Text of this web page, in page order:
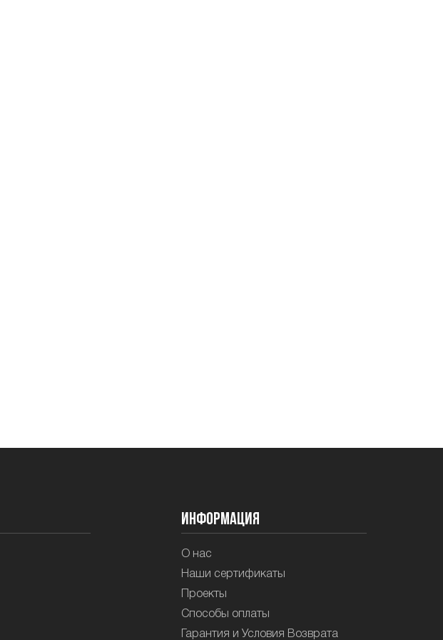
Информация
О нас
Наши сертификаты
Проекты
Способы оплаты
Гарантия и Условия Возврата